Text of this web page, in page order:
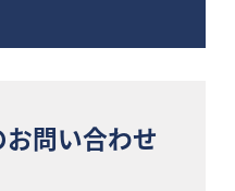
問い合わせ